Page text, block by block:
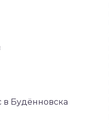
в Будённовска